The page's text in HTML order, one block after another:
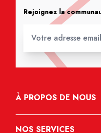
Rejoignez la
À PROPOS DE NOUS
NOS SERVICES